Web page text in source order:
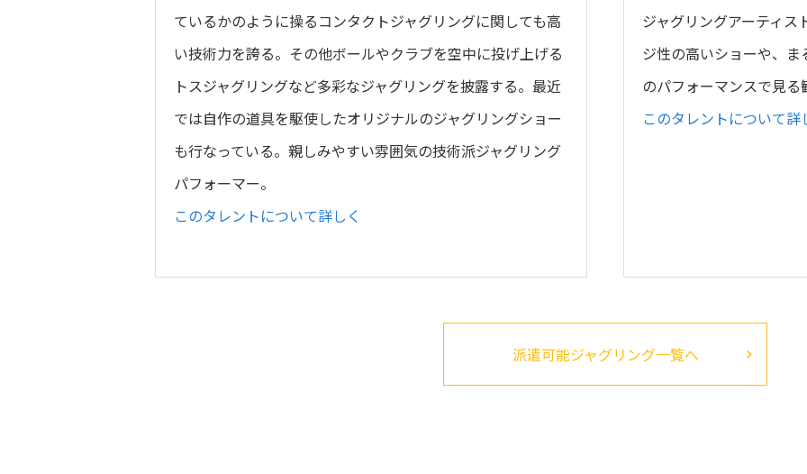
ているかのように操るコンタクトジャグリングに関しても高
い技術力を誇る。その他ボールやクラブを空中に投げ上げる
トスジャグリングなど多彩なジャグリングを披露する。最近
では自作の道具を駆使したオリジナルのジャグリングショー
も行なっている。親しみやすい雰囲気の技術派ジャグリング
パフォーマー。
このタレントについて詳しく
ジャグリングアーティス
ジ性の高いショーや、ま
のパフォーマンスで見る
このタレントについて詳
派遣可能ジャグリング一覧へ